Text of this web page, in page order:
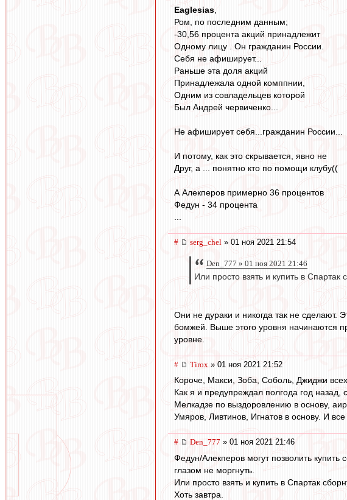
Eaglesias
Ром, по последним данным;
-30,56 процента акций принадлежит
Одному лицу . Он гражданин России.
Себя не афиширует...
Раньше эта доля акций
Принадлежала одной комппнии,
Одним из совладельцев которой
Был Андрей червиченко...
Не афиширует себя...гражданин России...
И потому, как это скрывается, явно не
Друг, а ... понятно кто по помощи клубу((
А Алекперов примерно 36 процентов
Федун - 34 процента
# serg_chel » 01 ноя 2021 21:54
Den_777 » 01 ноя 2021 21:46
Или просто взять и купить в Спартак
Они не дураки и никогда так не сделают.
бомжей. Выше этого уровня начинаются
уровне.
# Tirox » 01 ноя 2021 21:52
Короче, Макси, Зоба, Соболь, Джиджи
Как я и предупреждал полгода год
Мелкадзе по выздоровлению в основу,
Умяров, Ливтинов, Игнатов в основу. И
# Den_777 » 01 ноя 2021 21:46
Федун/Алекперов могут позволить
глазом не моргнуть.
Или просто взять и купить в Спартак
Хоть завтра.